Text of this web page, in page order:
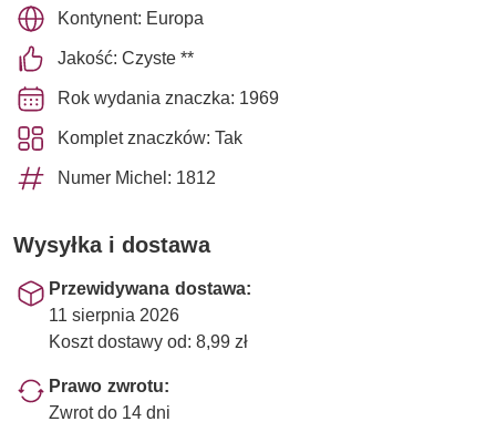
Kontynent: Europa
Jakość: Czyste **
Rok wydania znaczka: 1969
Komplet znaczków: Tak
Numer Michel: 1812
Wysyłka i dostawa
Przewidywana dostawa:
11 sierpnia 2026
Koszt dostawy od: 8,99 zł
Prawo zwrotu:
Zwrot do 14 dni